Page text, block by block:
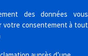
des données vous
votre consentement à tout